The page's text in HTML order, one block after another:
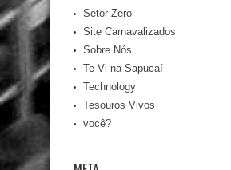
Setor Zero
Site Carnavalizados
Sobre Nós
Te Vi na Sapucaí
Technology
Tesouros Vivos
você?